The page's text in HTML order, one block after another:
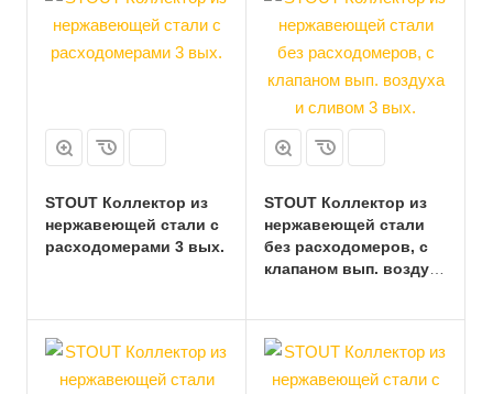
STOUT Коллектор из
нержавеющей стали с
расходомерами 3 вых.
STOUT Коллектор из
нержавеющей стали
без расходомеров, с
клапаном вып. воздуха